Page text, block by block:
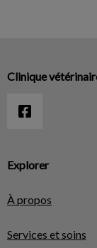
Explorer
À propos
Services et soins
Clinique